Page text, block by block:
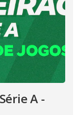
A -